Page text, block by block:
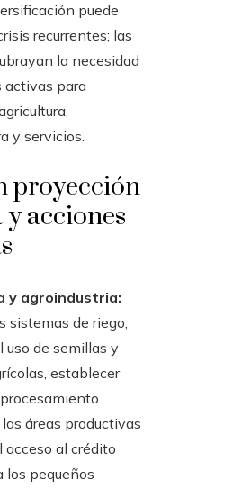
puede
recurrentes; las
la necesidad
activas para
y servicios.
proyección
y acciones
y agroindustria:
sistemas de riego,
uso de semillas y
establecer
áreas productivas
acceso al crédito
los pequeños